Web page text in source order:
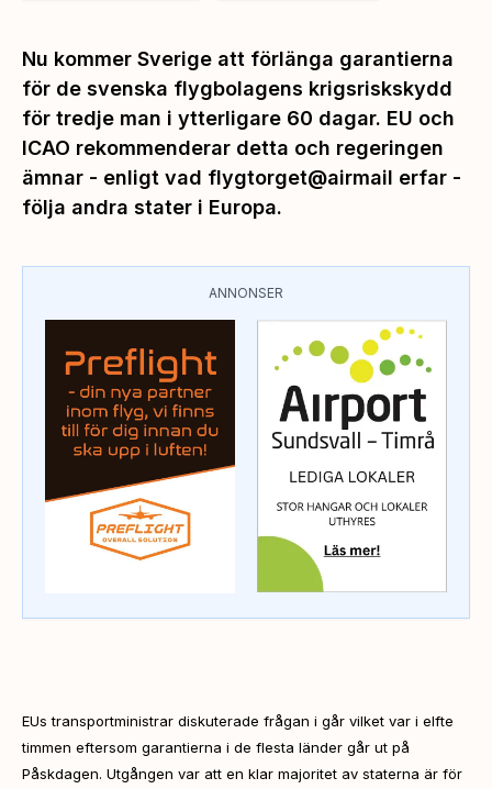
Nu kommer Sverige att förlänga garantierna
för de svenska flygbolagens krigsriskskydd
för tredje man i ytterligare 60 dagar. EU och
ICAO rekommenderar detta och regeringen
ämnar - enligt vad flygtorget@airmail erfar -
följa andra stater i Europa.
ANNONSER
EUs transportministrar diskuterade frågan i går vilket var i elfte
timmen eftersom garantierna i de flesta länder går ut på
Påskdagen. Utgången var att en klar majoritet av staterna är för